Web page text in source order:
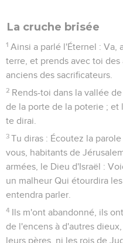
La cruche brisée
1 Ainsi a parlé l'Éternel : Va,
terre, et prends avec toi
anciens des sacrificateurs.
2 Rends-toi dans la vallée
de la porte de la poterie ; et
te dirai.
3 Tu diras : Écoutez la
vous, habitants de
armées, le Dieu d'Israël :
un malheur Qui étourdira
entendra parler.
4 Ils m'ont abandonné, ils
de l'encens à d'autres
leurs pères, ni les rois de